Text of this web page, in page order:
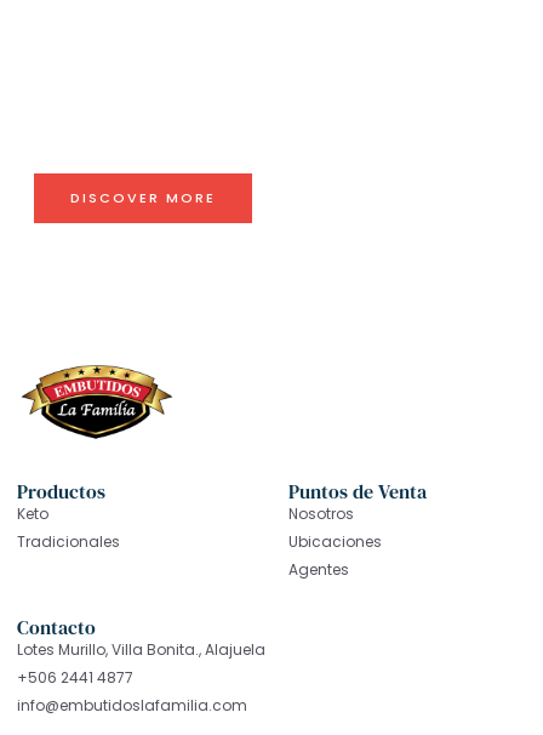
DISCOVER MORE
Productos
Keto
Tradicionales
Puntos de Venta
Nosotros
Ubicaciones
Agentes
Contacto
Lotes Murillo, Villa Bonita., Alajuela
+506 2441 4877
info@embutidoslafamilia.com